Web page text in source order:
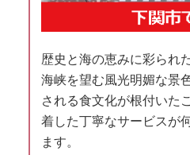
歴史と海の恵みに彩られ
海峡を望む風光明媚な景
される食文化が根付いた
着した丁寧なサービスが
ます。